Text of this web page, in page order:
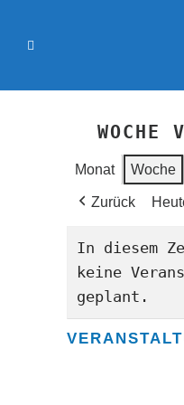
WOCHE
Monat Woche
Zurück
In diesem
keine
geplant.